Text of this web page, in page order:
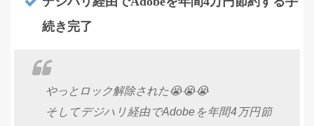
続き完了
やっとロック解除された😭😭😭
そしてデジハリ経由でAdobeを年間4万円節